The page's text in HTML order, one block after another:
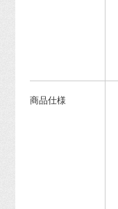
商品仕様